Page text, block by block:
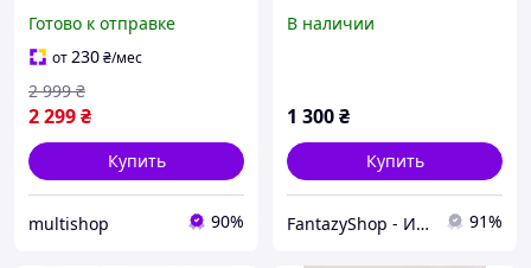
легкая стеганая курточка
оверсайз для
повседневной носки на
девушку
Готово к отправке
от230₴/мес
2 299₴
2 999 ₴
Купить
multishop 90%
В наличии
1 300₴
Купить
FantazyShop - Интернет магазин товаров для всех и каждого 91%